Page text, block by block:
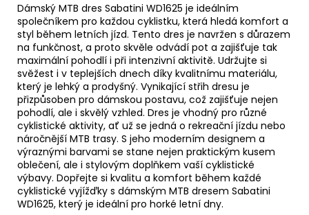
Dámský MTB dres Sabatini WD1625 je ideálním
společníkem pro každou cyklistku, která hledá komfort a
styl během letních jízd. Tento dres je navržen s důrazem
na funkčnost, a proto skvěle odvádí pot a zajišťuje tak
maximální pohodlí i při intenzivní aktivitě. Udržujte si
svěžest i v teplejších dnech díky kvalitnímu materiálu,
který je lehký a prodyšný. Vynikající střih dresu je
přizpůsoben pro dámskou postavu, což zajišťuje nejen
pohodlí, ale i skvělý vzhled. Dres je vhodný pro různé
cyklistické aktivity, ať už se jedná o rekreační jízdu nebo
náročnější MTB trasy. S jeho moderním designem a
výraznými barvami se stane nejen praktickým kusem
oblečení, ale i stylovým doplňkem vaší cyklistické
výbavy. Dopřejte si kvalitu a komfort během každé
cyklistické vyjížďky s dámským MTB dresem Sabatini
WD1625, který je ideální pro horké letní dny.